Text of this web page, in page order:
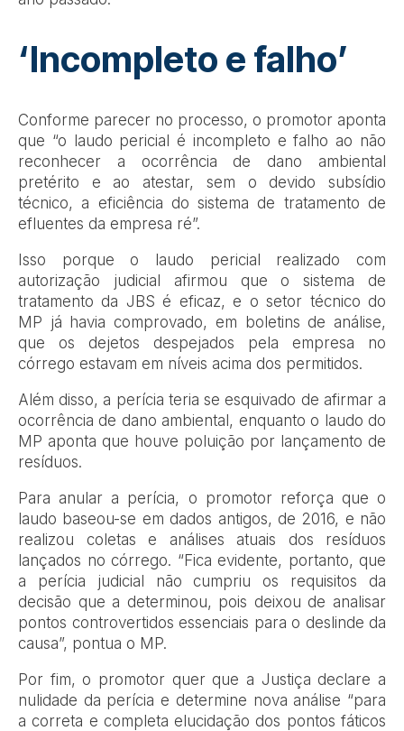
‘Incompleto e falho’
Conforme parecer no processo, o promotor aponta
que “o laudo pericial é incompleto e falho ao não
reconhecer a ocorrência de dano ambiental
pretérito e ao atestar, sem o devido subsídio
técnico, a eficiência do sistema de tratamento de
efluentes da empresa ré”.
Isso porque o laudo pericial realizado com
autorização judicial afirmou que o sistema de
tratamento da JBS é eficaz, e o setor técnico do
MP já havia comprovado, em boletins de análise,
que os dejetos despejados pela empresa no
córrego estavam em níveis acima dos permitidos.
Além disso, a perícia teria se esquivado de afirmar a
ocorrência de dano ambiental, enquanto o laudo do
MP aponta que houve poluição por lançamento de
resíduos.
Para anular a perícia, o promotor reforça que o
laudo baseou-se em dados antigos, de 2016, e não
realizou coletas e análises atuais dos resíduos
lançados no córrego. “Fica evidente, portanto, que
a perícia judicial não cumpriu os requisitos da
decisão que a determinou, pois deixou de analisar
pontos controvertidos essenciais para o deslinde da
causa”, pontua o MP.
Por fim, o promotor quer que a Justiça declare a
nulidade da perícia e determine nova análise “para
a correta e completa elucidação dos pontos fáticos